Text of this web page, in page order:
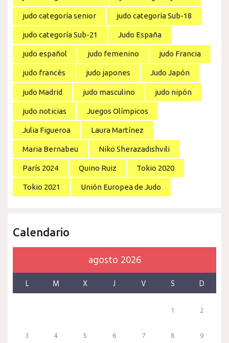
judo categoría senior judo categoría Sub-18
judo categoría Sub-21 Judo España
judo español judo femenino judo Francia
judo francés judo japones Judo Japón
judo Madrid judo masculino judo nipón
judo noticias Juegos Olímpicos
Julia Figueroa Laura Martínez
Maria Bernabeu Niko Sherazadishvili
París 2024 Quino Ruiz Tokio 2020
Tokio 2021 Unión Europea de Judo
Calendario
agosto 2026
L M X J V S D
1 2
3 4 5 6 7 8 9